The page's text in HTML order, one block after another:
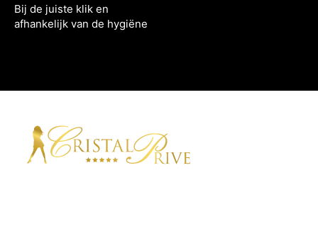
Bij de juiste klik en
afhankelijk van de hygiëne